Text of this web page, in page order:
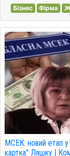
Бізнес Фірма
МСЕК: новий етап
картка" Ляшку |